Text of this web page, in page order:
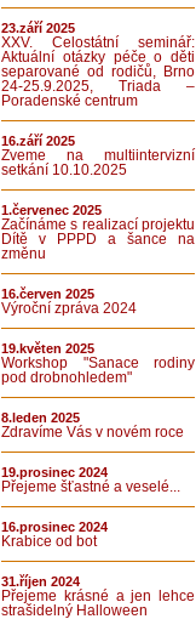
23.září 2025
XXV. Celostátní seminář:
Aktuální otázky péče o děti
separované od rodičů, Brno
24-25.9.2025, Triada –
Poradenské centrum
16.září 2025
Zveme na multiintervizní
setkání 10.10.2025
1.červenec 2025
Začínáme s realizací projektu
Dítě v PPPD a šance na
změnu
16.červen 2025
Výroční zpráva 2024
19.květen 2025
Workshop "Sanace rodiny
pod drobnohledem"
8.leden 2025
Zdravíme Vás v novém roce
19.prosinec 2024
Přejeme šťastné a veselé...
16.prosinec 2024
Krabice od bot
31.říjen 2024
Přejeme krásné a jen lehce
strašidelný Halloween